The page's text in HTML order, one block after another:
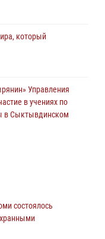
который
Управления
в учениях по
в Сыктывдинском
об изменениях в
состоялось